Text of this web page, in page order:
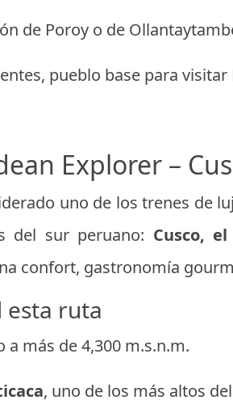
de Poroy o de
pueblo base para visitar
Explorer –
uno de los trenes de
del sur peruano: Cusco,
confort, gastronomía
esta ruta
más de 4,300 m.s.n.m.
, uno de los más altos